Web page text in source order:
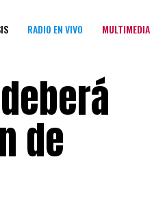
RADIO EN VIVO MULTIMEDIA
de